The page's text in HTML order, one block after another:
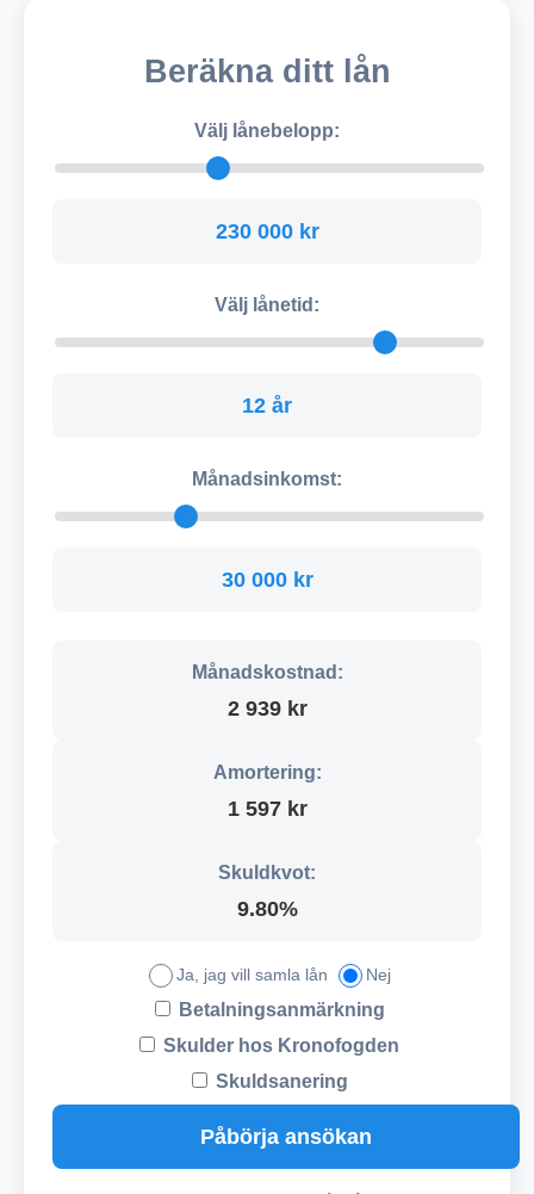
Beräkna ditt lån
Välj lånebelopp:
230 000 kr
Välj lånetid:
12 år
Månadsinkomst:
30 000 kr
Månadskostnad:
2 939 kr
Amortering:
1 597 kr
Skuldkvot:
9.80%
Ja, jag vill samla lån Nej
Betalningsanmärkning
Skulder hos Kronofogden
Skuldsanering
Påbörja ansökan